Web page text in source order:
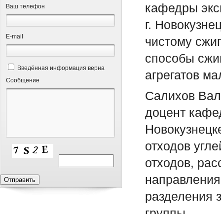
Ваш телефон
Е-mail
Введённая информация верна
Сообщение
кафедры
г.
чистому
способы
агрегатов
Салихов
доцент
отходов
отходов,
разделения